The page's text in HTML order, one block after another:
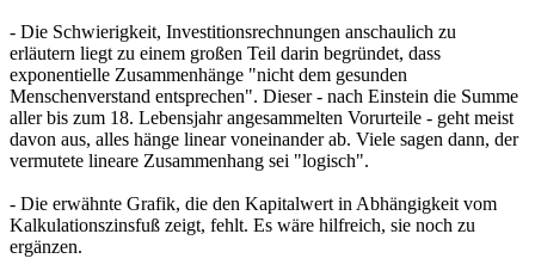
- Die Schwierigkeit, Investitionsrechnungen anschaulich zu
erläutern liegt zu einem großen Teil darin begründet, dass
exponentielle Zusammenhänge "nicht dem gesunden
Menschenverstand entsprechen". Dieser - nach Einstein die Summe
aller bis zum 18. Lebensjahr angesammelten Vorurteile - geht meist
davon aus, alles hänge linear voneinander ab. Viele sagen dann, der
vermutete lineare Zusammenhang sei "logisch".
- Die erwähnte Grafik, die den Kapitalwert in Abhängigkeit vom
Kalkulationszinsfuß zeigt, fehlt. Es wäre hilfreich, sie noch zu
ergänzen.